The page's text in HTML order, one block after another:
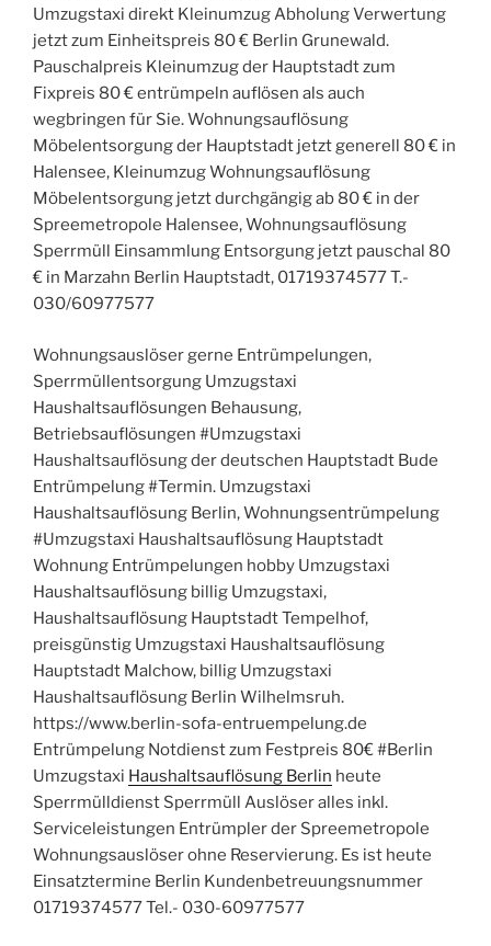
Umzugstaxi direkt Kleinumzug Abholung Verwertung
jetzt zum Einheitspreis 80 € Berlin Grunewald.
Pauschalpreis Kleinumzug der Hauptstadt zum
Fixpreis 80 € entrümpeln auflösen als auch
wegbringen für Sie. Wohnungsauflösung
Möbelentsorgung der Hauptstadt jetzt generell 80 € in
Halensee, Kleinumzug Wohnungsauflösung
Möbelentsorgung jetzt durchgängig ab 80 € in der
Spreemetropole Halensee, Wohnungsauflösung
Sperrmüll Einsammlung Entsorgung jetzt pauschal 80
€ in Marzahn Berlin Hauptstadt, 01719374577 T.-
030/60977577
Wohnungsauslöser gerne Entrümpelungen,
Sperrmüllentsorgung Umzugstaxi
Haushaltsauflösungen Behausung,
Betriebsauflösungen #Umzugstaxi
Haushaltsauflösung der deutschen Hauptstadt Bude
Entrümpelung #Termin. Umzugstaxi
Haushaltsauflösung Berlin, Wohnungsentrümpelung
#Umzugstaxi Haushaltsauflösung Hauptstadt
Wohnung Entrümpelungen hobby Umzugstaxi
Haushaltsauflösung billig Umzugstaxi,
Haushaltsauflösung Hauptstadt Tempelhof,
preisgünstig Umzugstaxi Haushaltsauflösung
Hauptstadt Malchow, billig Umzugstaxi
Haushaltsauflösung Berlin Wilhelmsruh.
https://www.berlin-sofa-entruempelung.de
Entrümpelung Notdienst zum Festpreis 80€ #Berlin
Umzugstaxi Haushaltsauflösung Berlin heute
Sperrmülldienst Sperrmüll Auslöser alles inkl.
Serviceleistungen Entrümpler der Spreemetropole
Wohnungsauslöser ohne Reservierung. Es ist heute
Einsatztermine Berlin Kundenbetreuungsnummer
01719374577 Tel.- 030-60977577